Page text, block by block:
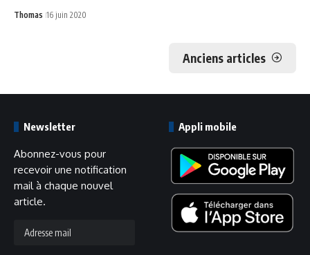
Thomas 16 juin 2020
Anciens articles
Newsletter
Abonnez-vous pour
recevoir une notification
mail à chaque nouvel
article.
mail
Appli mobile